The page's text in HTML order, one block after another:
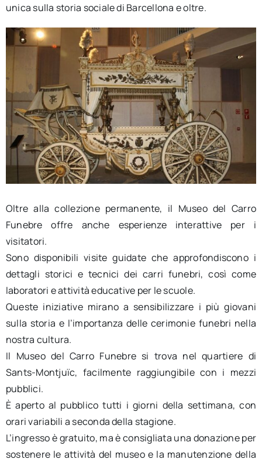
unica sulla storia sociale di Barcellona e oltre.
Oltre alla collezione permanente, il Museo del Carro
Funebre offre anche esperienze interattive per i
visitatori.
Sono disponibili visite guidate che approfondiscono i
dettagli storici e tecnici dei carri funebri, così come
laboratori e attività educative per le scuole.
Queste iniziative mirano a sensibilizzare i più giovani
sulla storia e l’importanza delle cerimonie funebri nella
nostra cultura.
Il Museo del Carro Funebre si trova nel quartiere di
Sants-Montjuïc, facilmente raggiungibile con i mezzi
pubblici.
È aperto al pubblico tutti i giorni della settimana, con
orari variabili a seconda della stagione.
L’ingresso è gratuito, ma è consigliata una donazione per
sostenere le attività del museo e la manutenzione della